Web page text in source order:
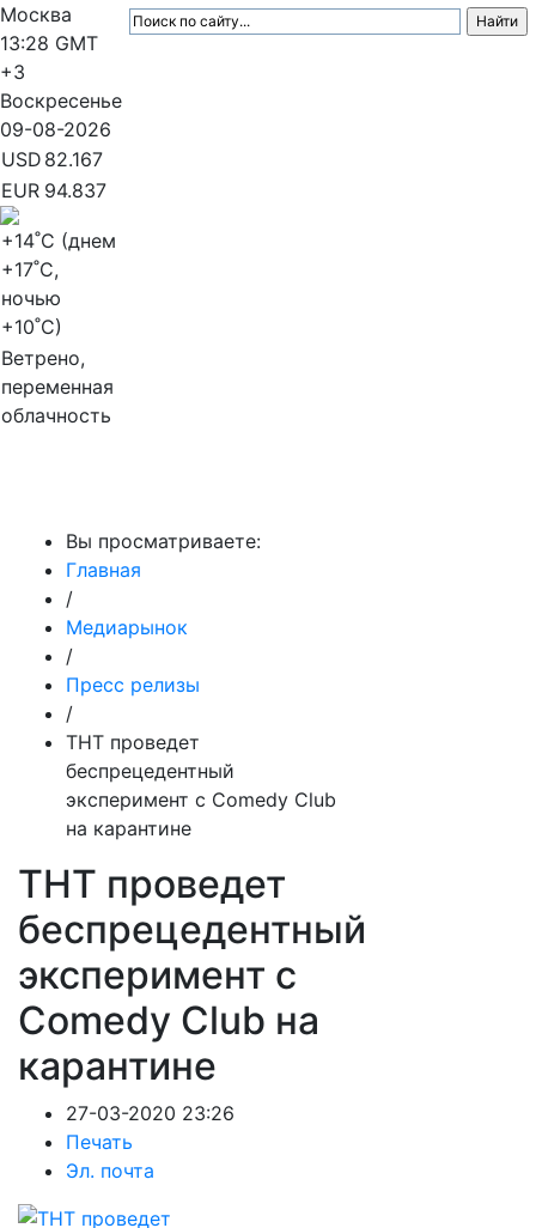
Москва
13:28 GMT
+3
Воскресенье
09-08-2026
USD 82.167
EUR 94.837
+14˚C (днем
+17˚C,
ночью
+10˚C)
Ветрено,
переменная
облачность
Вы просматриваете:
Главная
/
Медиарынок
/
Пресс релизы
/
ТНТ проведет
беспрецедентный
эксперимент с Comedy Club
на карантине
ТНТ проведет
беспрецедентный
эксперимент с
Comedy Club на
карантине
27-03-2020 23:26
Печать
Эл. почта